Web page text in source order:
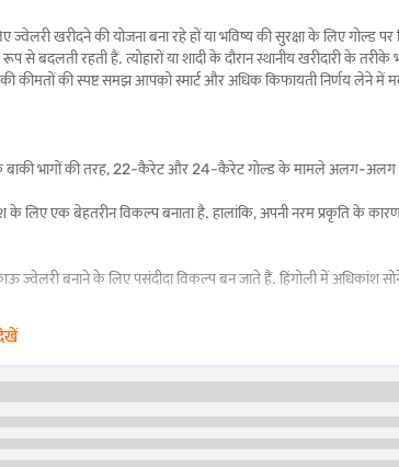
खरीदने की योजना बना रहे हों या भविष्य की सुरक्षा के लिए गोल्ड पर
बदलती रहती हैं. त्योहारों या शादी के दौरान स्थानीय खरीदारी के
कीमतों की स्पष्ट समझ आपको स्मार्ट और अधिक किफायती निर्णय लेने में
के बाकी भागों की तरह, 22-कैरेट और 24-कैरेट गोल्ड के मामले अलग-अलग
लिए एक बेहतरीन विकल्प बनाता है. हालांकि, अपनी नरम प्रकृति के
ज्वेलरी बनाने के लिए पसंदीदा विकल्प बन जाते हैं. हिंगोली में
22-कैरेट सोना जटिल ज्वेलरी डिज़ाइन के लिए सबसे अच्छा विकल्प है.
को समझने में आपकी मदद करने के लिए यहां एक आसान तुलना दी गई है: